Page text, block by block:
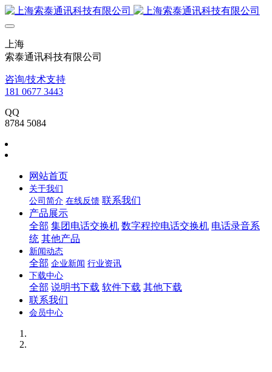
上海
索泰通讯科技有限公司
咨询/技术支持
181 0677 3443
QQ
8784 5084
网站首页
关于我们
公司简介 在线反馈 联系我们
产品展示
全部 集团电话交换机 数字程控电话交换机 电话录音系
统 其他产品
新闻动态
全部 企业新闻 行业资讯
下载中心
全部 说明书下载 软件下载 其他下载
联系我们
会员中心